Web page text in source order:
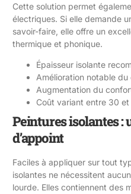
Cette solution permet
électriques. Si elle demande
savoir-faire, elle offre un
thermique et phonique.
Épaisseur isolante
Amélioration notable
Augmentation du
Coût variant entre 30
Peintures isolantes :
d’appoint
Faciles à appliquer sur tout
isolantes ne nécessitent
lourde. Elles contiennent des